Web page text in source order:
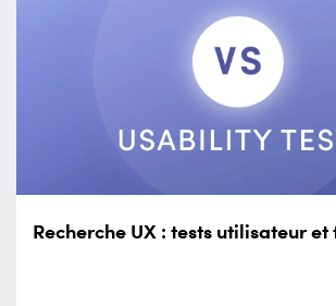
Recherche UX : tests utilisateur